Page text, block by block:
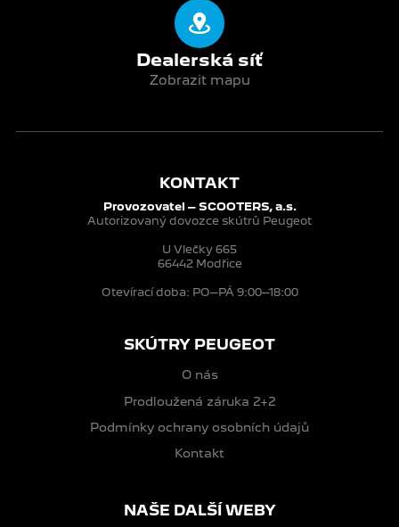
Dealerská síť
Zobrazit mapu
KONTAKT
Provozovatel – SCOOTERS, a.s.
Autorizovaný dovozce skútrů Peugeot
U Vlečky 665
66442 Modřice
Otevírací doba: PO–PÁ 9:00–18:00
SKÚTRY PEUGEOT
O nás
Prodloužená záruka 2+2
Podmínky ochrany osobních údajů
Kontakt
NAŠE DALŠÍ WEBY